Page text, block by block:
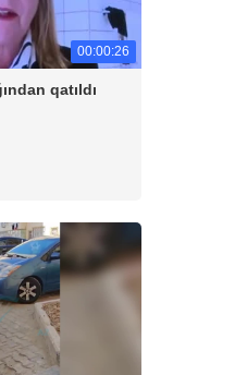
00:00:26
qatıldı